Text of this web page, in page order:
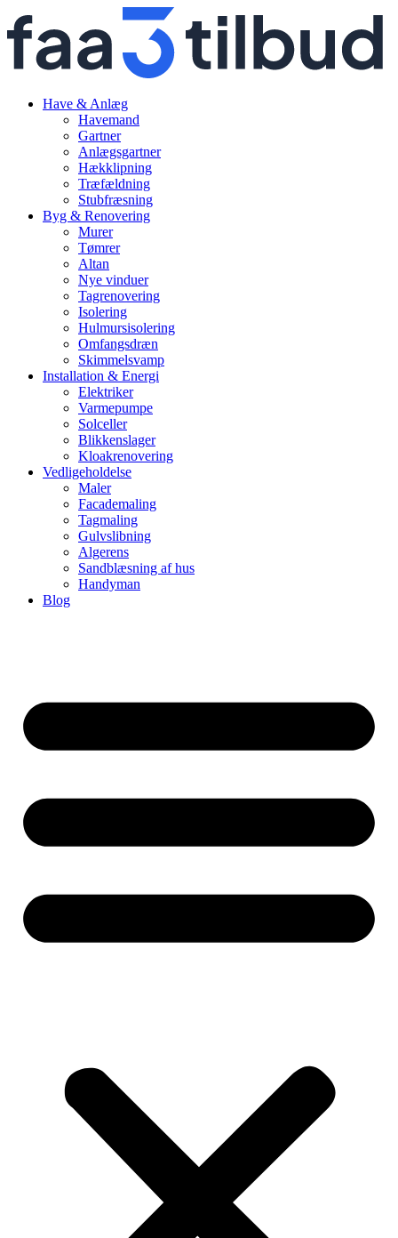
Have & Anlæg
Havemand
Gartner
Anlægsgartner
Hækklipning
Træfældning
Stubfræsning
Byg & Renovering
Murer
Tømrer
Altan
Nye vinduer
Tagrenovering
Isolering
Hulmursisolering
Omfangsdræn
Skimmelsvamp
Installation & Energi
Elektriker
Varmepumpe
Solceller
Blikkenslager
Kloakrenovering
Vedligeholdelse
Maler
Facademaling
Tagmaling
Gulvslibning
Algerens
Sandblæsning af hus
Handyman
Blog